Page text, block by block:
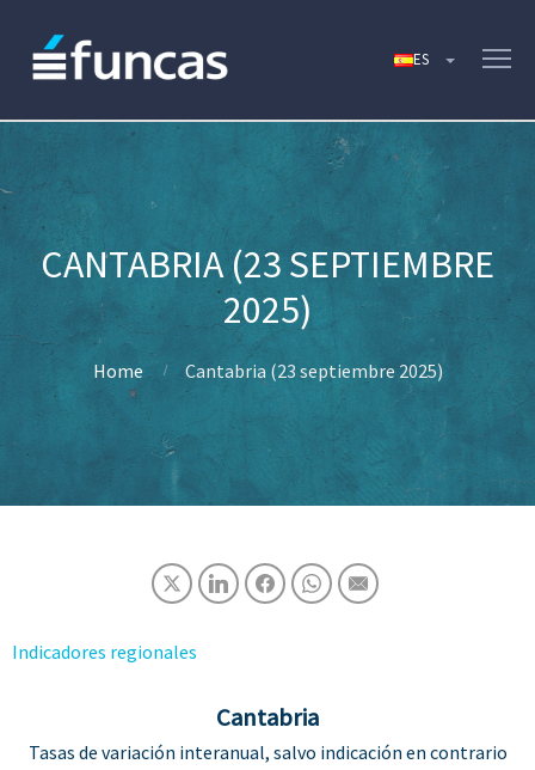
CANTABRIA (23 SEPTIEMBRE
2025)
Home Cantabria (23 septiembre 2025)
Indicadores regionales
Cantabria
Tasas de variación interanual, salvo indicación en contrario